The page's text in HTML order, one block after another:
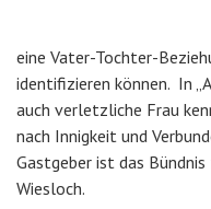
eine Vater-Tochter-
identifizieren können. In
auch verletzliche Frau
nach Innigkeit und
Gastgeber ist das
Wiesloch.